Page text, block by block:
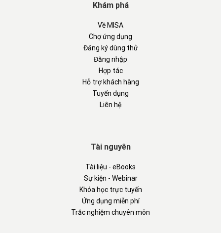
Khám phá
Về MISA
Chợ ứng dụng
Đăng ký dùng thử
Đăng nhập
Hợp tác
Hỗ trợ khách hàng
Tuyển dụng
Liên hệ
Tài nguyên
Tài liệu - eBooks
Sự kiện - Webinar
Khóa học trực tuyến
Ứng dụng miễn phí
Trắc nghiệm chuyên môn